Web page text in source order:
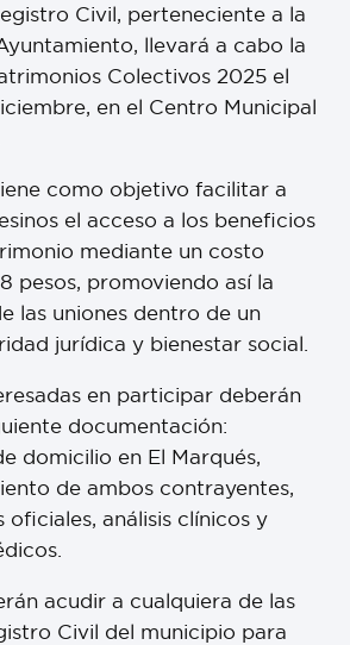
Civil, perteneciente a la
llevará a cabo la
Colectivos 2025 el
en el Centro Municipal
como objetivo facilitar a
el acceso a los beneficios
mediante un costo
pesos, promoviendo así la
las uniones dentro de un
jurídica y bienestar social.
en participar deberán
documentación:
domicilio en El Marqués,
de ambos contrayentes,
análisis clínicos y
acudir a cualquiera de las
Civil del municipio para